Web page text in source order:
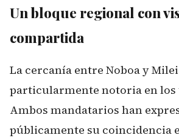
Un bloque regional con
compartida
La cercanía entre Noboa y
particularmente notoria en los
Ambos mandatarios han
públicamente su coincidencia